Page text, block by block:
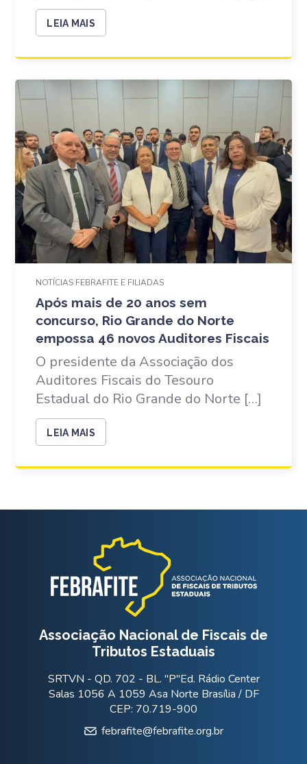
LEIA MAIS
NOTÍCIAS FEBRAFITE E FILIADAS
Após mais de 20 anos sem
concurso, Rio Grande do Norte
empossa 46 novos Auditores Fiscais
O presidente da Associação dos
Auditores Fiscais do Tesouro
Estadual do Rio Grande do Norte […]
LEIA MAIS
Associação Nacional de Fiscais de
Tributos Estaduais
SRTVN - QD. 702 - BL. "P"Ed. Rádio Center
Salas 1056 A 1059 Asa Norte Brasília / DF
CEP: 70.719-900
febrafite@febrafite.org.br